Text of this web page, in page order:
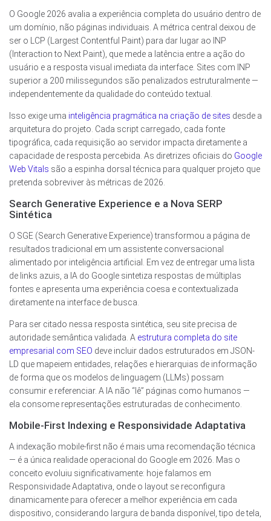
O Google 2026 avalia a experiência completa do usuário dentro de
um domínio, não páginas individuais. A métrica central deixou de
ser o LCP (Largest Contentful Paint) para dar lugar ao INP
(Interaction to Next Paint), que mede a latência entre a ação do
usuário e a resposta visual imediata da interface. Sites com INP
superior a 200 milissegundos são penalizados estruturalmente —
independentemente da qualidade do conteúdo textual.
Isso exige uma inteligência pragmática na criação de sites desde a
arquitetura do projeto. Cada script carregado, cada fonte
tipográfica, cada requisição ao servidor impacta diretamente a
capacidade de resposta percebida. As diretrizes oficiais do Google
Web Vitals são a espinha dorsal técnica para qualquer projeto que
pretenda sobreviver às métricas de 2026.
Search Generative Experience e a Nova SERP
Sintética
O SGE (Search Generative Experience) transformou a página de
resultados tradicional em um assistente conversacional
alimentado por inteligência artificial. Em vez de entregar uma lista
de links azuis, a IA do Google sintetiza respostas de múltiplas
fontes e apresenta uma experiência coesa e contextualizada
diretamente na interface de busca.
Para ser citado nessa resposta sintética, seu site precisa de
autoridade semântica validada. A estrutura completa do site
empresarial com SEO deve incluir dados estruturados em JSON-
LD que mapeiem entidades, relações e hierarquias de informação
de forma que os modelos de linguagem (LLMs) possam
consumir e referenciar. A IA não “lê” páginas como humanos —
ela consome representações estruturadas de conhecimento.
Mobile-First Indexing e Responsividade Adaptativa
A indexação mobile-first não é mais uma recomendação técnica
— é a única realidade operacional do Google em 2026. Mas o
conceito evoluiu significativamente: hoje falamos em
Responsividade Adaptativa, onde o layout se reconfigura
dinamicamente para oferecer a melhor experiência em cada
dispositivo, considerando largura de banda disponível, tipo de tela,